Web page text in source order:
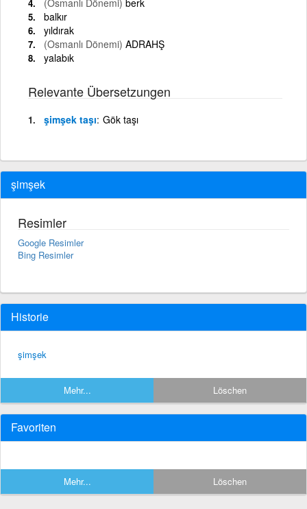
balkır
yıldırak
(Osmanlı Dönemi) ADRAHŞ
yalabık
Relevante Übersetzungen
şimşek taşı Gök taşı
şimşek
Resimler
Google Resimler
Bing Resimler
Historie
şimşek
Mehr... Löschen
Favoriten
Mehr... Löschen